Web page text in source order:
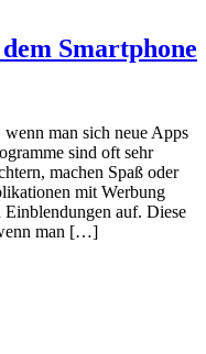
Smartphone
man sich neue Apps
sind oft sehr
machen Spaß oder
mit Werbung
auf. Diese
man […]